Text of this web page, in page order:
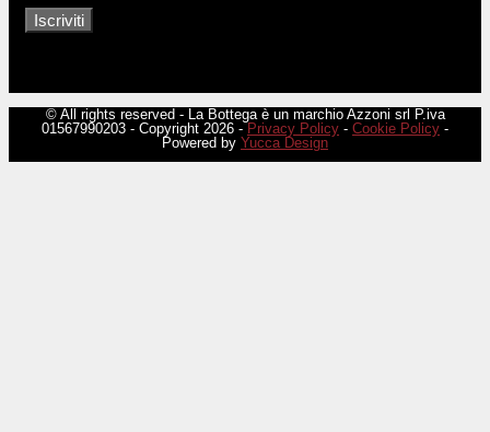
© All rights reserved - La Bottega è un marchio Azzoni srl P.iva
01567990203 - Copyright 2026 -Privacy Policy - Cookie Policy -
Powered by Yucca Design